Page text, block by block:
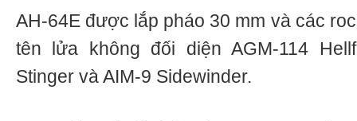
AH-64E được lắp pháo 30 mm và các
tên lửa không đối diện AGM-114
Stinger và AIM-9 Sidewinder.